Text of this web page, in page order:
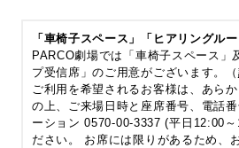
「車椅子スペース」「ヒアリングル
PARCO劇場では「車椅子スペース」
プ受信席」のご用意がございます。（
ご利用を希望されるお客様は、あら
の上、ご来場日時と座席番号、電話
ーション 0570-00-3337 (平日12:00～
ださい。 お席には限りがあるため、